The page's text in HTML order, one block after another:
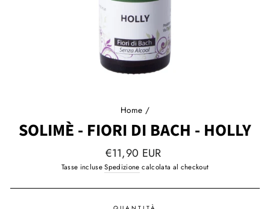
Home /
SOLIMÈ - FIORI DI BACH - HOLLY
Prezzo
regolare
€11,90 EUR
Tasse incluseSpedizione calcolata al checkout